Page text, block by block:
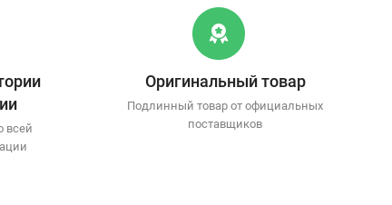
всей
Оригинальный товар
Подлинный товар от официальных
поставщиков